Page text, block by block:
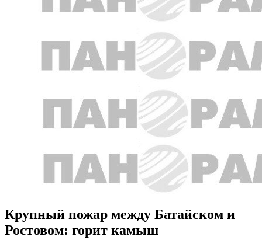
Крупный пожар между Батайском и
Ростовом: горит камыш